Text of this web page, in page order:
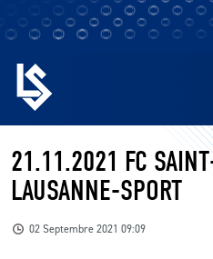
EQUIPES
BILLETTERIE
21.11.2021 FC
LAUSANNE-SPORT
02 Septembre 2021 09:09